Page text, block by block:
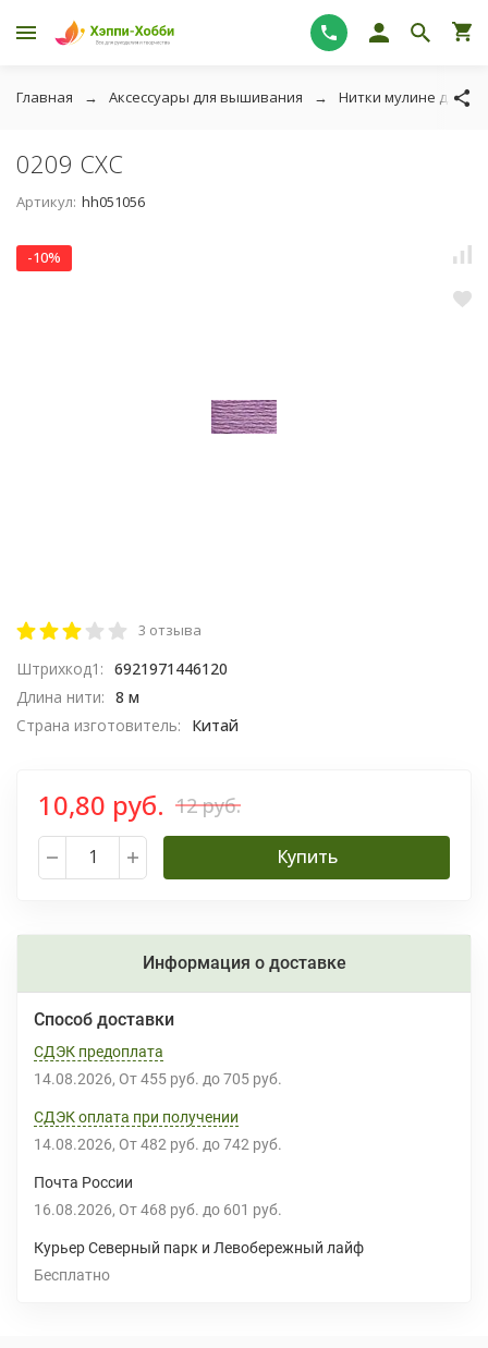
Главная Аксессуары для вышивания Нитки мулине для
0209 СХС
Артикул: hh051056
-10%
3 отзыва
Штрихкод1: 6921971446120
Длина нити: 8 м
Страна изготовитель:
Китай
10,80 руб. 12 руб.
Купить
Информация о доставке
Способ доставки
СДЭК предоплата
14.08.2026 От 455 руб. до 705 руб.
СДЭК оплата при получении
14.08.2026 От 482 руб. до 742 руб.
Почта России
16.08.2026 От 468 руб. до 601 руб.
Курьер Северный парк и Левобережный лайф
Бесплатно